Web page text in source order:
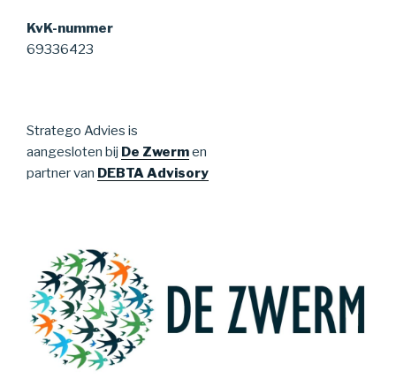
KvK-nummer
69336423
Stratego Advies is
aangesloten bij De Zwermen
partner van DEBTA Advisory